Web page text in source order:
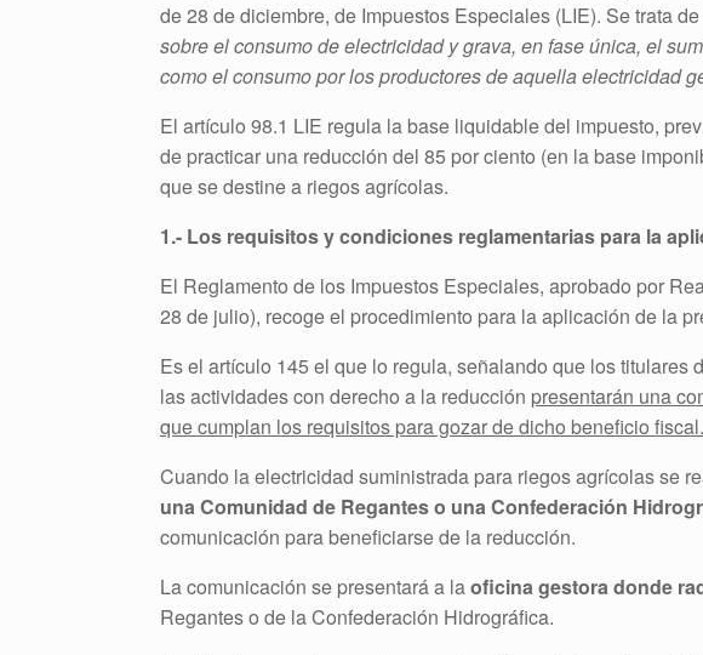
de 28 de diciembre, de Impuestos Especiales (LIE). Se trata de
sobre el consumo de electricidad y grava, en fase única, el
como el consumo por los productores de aquella electricidad
El artículo 98.1 LIE regula la base liquidable del impuesto,
de practicar una reducción del 85 por ciento (en la base
que se destine a riegos agrícolas.
1.- Los requisitos y condiciones reglamentarias para la
El Reglamento de los Impuestos Especiales, aprobado por
28 de julio), recoge el procedimiento para la aplicación de la
Es el artículo 145 el que lo regula, señalando que los titulares
las actividades con derecho a la reducción presentarán una
que cumplan los requisitos para gozar de dicho beneficio fiscal.
Cuando la electricidad suministrada para riegos agrícolas se
una Comunidad de Regantes o una Confederación
comunicación para beneficiarse de la reducción.
La comunicación se presentará a laoficina gestora donde
Regantes o de la Confederación Hidrográfica.